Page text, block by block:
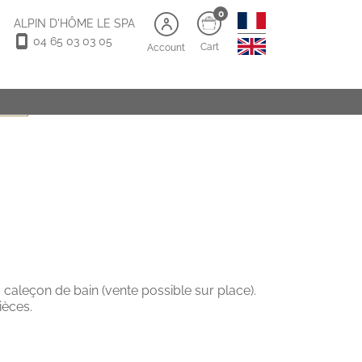
ALPIN D'HÔME LE SPA
04 65 03 03 05
Account
0
Cart
de bain (vente possible sur place).